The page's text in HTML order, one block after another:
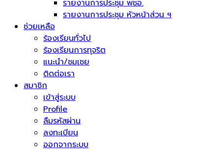
รายงานการประชุม พชอ.
รายงานการประชุม หัวหน้าส่วน ฯ
ช่วยเหลือ
ร้องเรียนทั่วไป
ร้องเรียนการทุจริต
แนะนำ/ชมเชย
ติดต่อเรา
สมาชิก
เข้าสู่ระบบ
Profile
ลืมรหัสผ่าน
ลงทะเบียน
ออกจากระบบ